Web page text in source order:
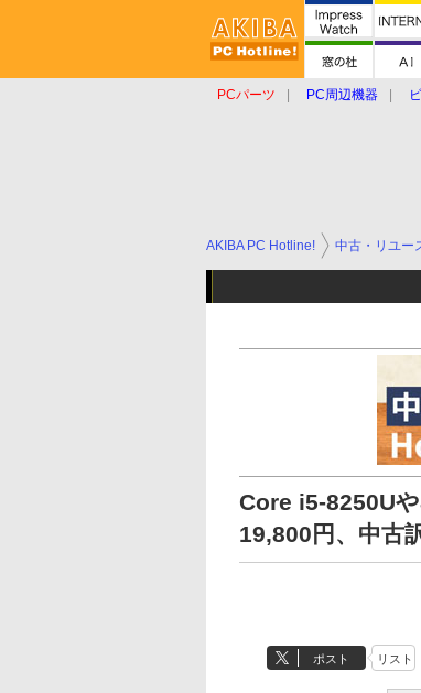
PCパーツ PC周辺機器
AKIBA PC Hotline! 中古・リユー
Core i5-8250U
19,800円、中古
ポスト リスト